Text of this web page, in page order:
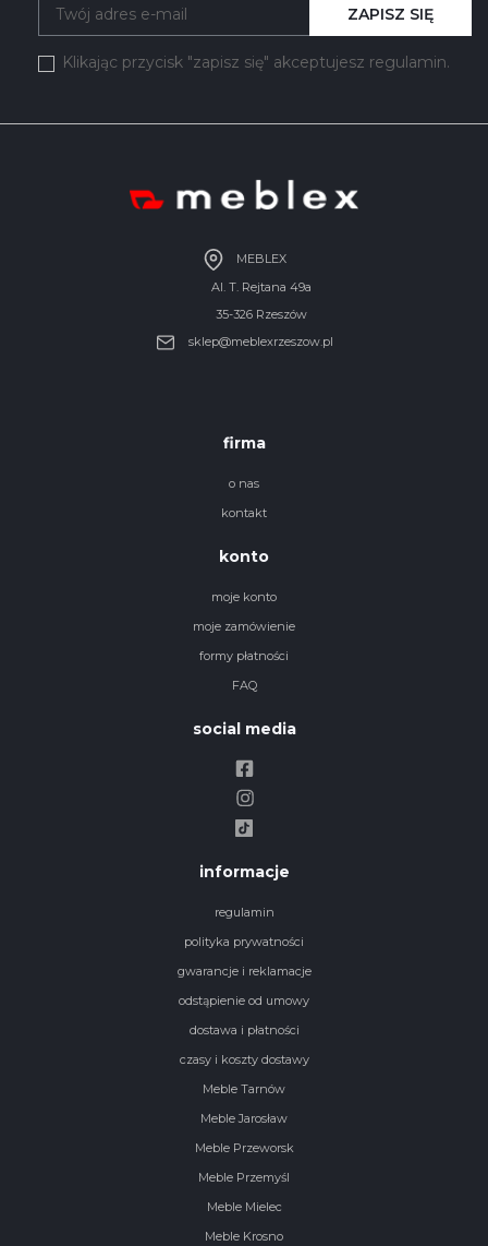
Klikając przycisk "zapisz się" akceptujesz regulamin.
ZAPISZ SIĘ
MEBLEX
Al. T. Rejtana 49a
35-326 Rzeszów
sklep@meblexrzeszow.pl
firma
o nas
kontakt
konto
moje konto
moje zamówienie
formy płatności
FAQ
social media
informacje
regulamin
polityka prywatności
gwarancje i reklamacje
odstąpienie od umowy
dostawa i płatności
czasy i koszty dostawy
Meble Tarnów
Meble Jarosław
Meble Przeworsk
Meble Przemyśl
Meble Mielec
Meble Krosno